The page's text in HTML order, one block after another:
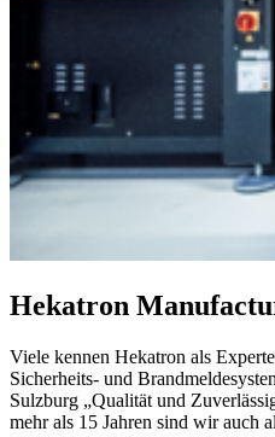
Hekatron
Viele kennen Hekatron als
Sicherheits- und
Sulzburg „Qualität und
mehr als 15 Jahren sind wir auch